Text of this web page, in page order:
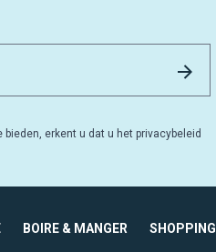
bieden, erkent u dat u het privacybeleid
BOIRE & MANGER SHOPPING